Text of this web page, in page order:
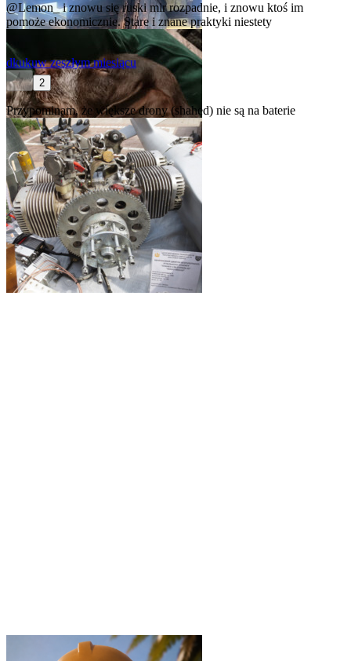
@Lemon_i znowu się ruski mir rozpadnie, i znowu ktoś im
pomoże ekonomicznie. Stare i znane praktyki niestety
dkukuw zeszłym miesiącu
2
Przypominam, że większe drony (shahed) nie są na baterie